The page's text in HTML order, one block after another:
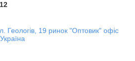
Геологів, 19 ринок "Оптовик" офіс